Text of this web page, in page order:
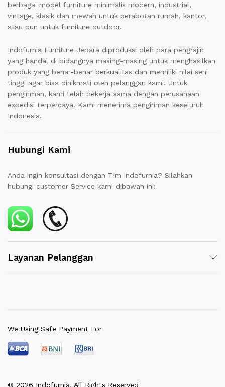
berbagai model furniture minimalis modern, industrial,
vintage, klasik dan mewah untuk perabotan rumah, kantor,
atau pun untuk furniture outdoor.
Indofurnia Furniture Jepara diproduksi oleh para pengrajin
yang handal di bidangnya masing-masing untuk menghasilkan
produk yang benar-benar berkualitas dan memiliki nilai seni
tinggi agar bisa dinikmati oleh pelanggan kami. Untuk
pengiriman, kami telah bekerja sama dengan perusahaan
expedisi terpercaya. Kami menerima pengiriman keseluruh
Indonesia.
Hubungi Kami
Anda ingin konsultasi dengan Tim Indofurnia? Silahkan
hubungi customer Service kami dibawah ini:
Layanan Pelanggan
© 2026 Indofurnia. All Rights Reserved
We Using Safe Payment For